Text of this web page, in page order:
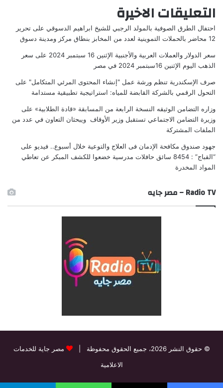
التعليقات الاخيرة
احتفال الطرق الصوفية بالمولد الرجبي للشيخ ابراهيم الدسوقي على تحرير
12 محاضر بالحملات التموينية لعدد من المخابز بنطاق مركز ومدينة دسوق
سعر الدولار والعملات العربية والأجنبية الإثنين 16 سبتمبر 2024 على سعر
الذهب اليوم الإثنين 16سبتمبر 2024 في مصر
صرف الإسكندرية تنظم ورشة عمل "إنشاء المحتوى المرئي المتكامل" على
التحول الرقمي بالشركة القابضة للمياه: استراتيجية تطبيقية مستدامة
وزاره التضامن الوثيقه النسخة الرابعة من المسابقة «قادة الطلابية» على
وزيرة التضامن الاجتماعي تستقبل وزير الأوقاف ويبحثان التعاون في عدد من
الملفات المشتركة
جهود صندوق مكافحة الإدمان فى العلاج والتوعية خلال أسبوع.. فيديو على
“القباج” : 8454 سائق حافلات مدرسية خضعوا للكشف المبكر عن تعاطي
المواد المخدرة
Radio TV – مصر جايه
© حقوق النشر 2026، جميع الحقوق محفوظة |
مصر جاية للخدمات
الاعلامية